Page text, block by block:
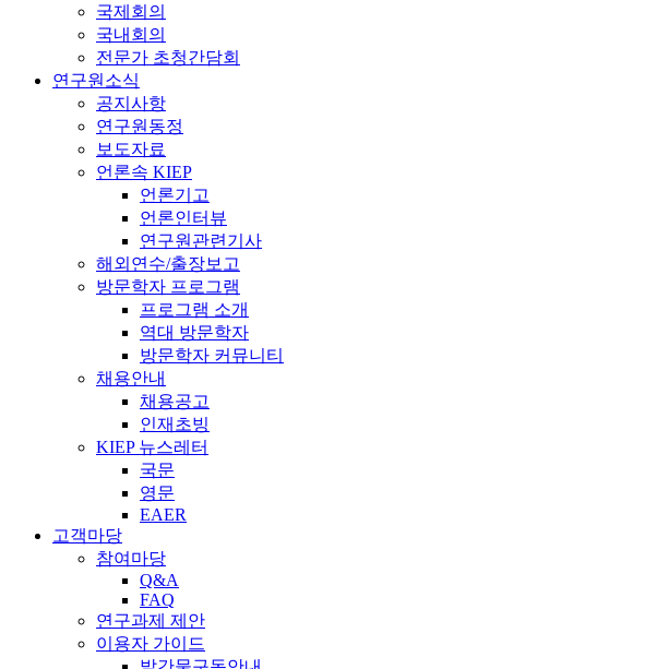
국제회의
국내회의
전문가 초청간담회
연구원소식
공지사항
연구원동정
보도자료
언론속 KIEP
언론기고
언론인터뷰
연구원관련기사
해외연수/출장보고
방문학자 프로그램
프로그램 소개
역대 방문학자
방문학자 커뮤니티
채용안내
채용공고
인재초빙
KIEP 뉴스레터
국문
영문
EAER
고객마당
참여마당
Q&A
FAQ
연구과제 제안
이용자 가이드